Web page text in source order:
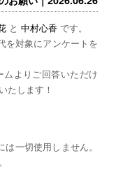
と 中村心香 です。
を対象にアンケートを
よりご回答いただけ
たします！
一切使用しません。